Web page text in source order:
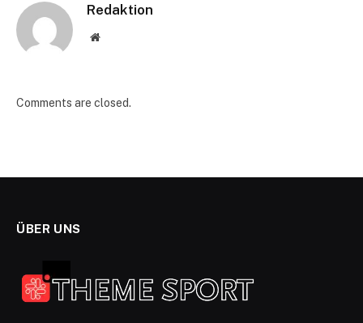
Redaktion
Website
Comments are closed.
ÜBER UNS